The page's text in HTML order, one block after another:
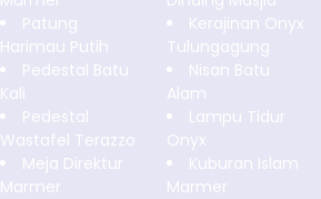
Patung
Harimau Putih
Pedestal Batu
Kali
Pedestal
Wastafel Terazzo
Meja Direktur
Marmer
Kerajinan Onyx
Tulungagung
Nisan Batu
Alam
Lampu Tidur
Onyx
Kuburan Islam
Marmer